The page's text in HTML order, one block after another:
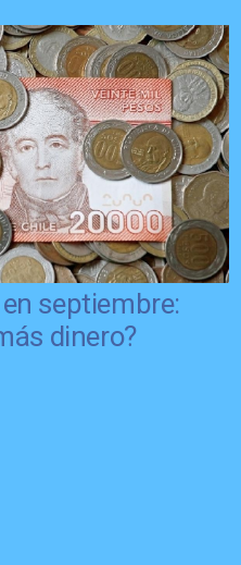
septiembre:
dinero?